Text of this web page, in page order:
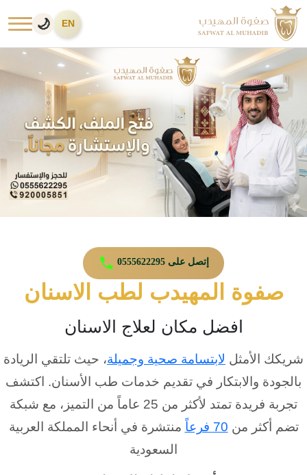
EN
🌙
إتصل على 0555622295
صفوة المهيدب لطب الاسنان
افضل مكان لعلاج الاسنان
شريكك الأمثل لابتسامة صحية وجميلة، حيث تلتقي الريادة
بالجودة والابتكار في تقديم خدمات طب الأسنان. اكتشف
تجربة فريدة تمتد لأكثر من 25 عاماً من التميز، مع شبكة
تضم أكثر من 70 فرعاً
منتشرة في أنحاء المملكة العربية
السعودية